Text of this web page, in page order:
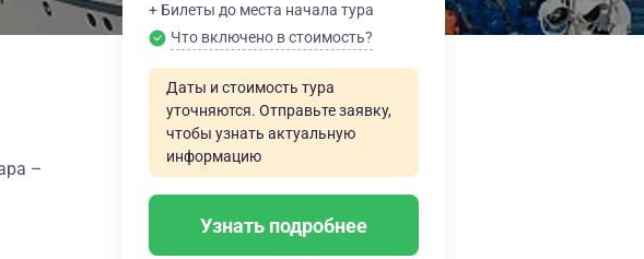
–
+ Билеты до места начала тура
Что включено в стоимость?
Даты и стоимость тура
уточняются. Отправьте заявку,
чтобы узнать актуальную
информацию
Узнать подробнее